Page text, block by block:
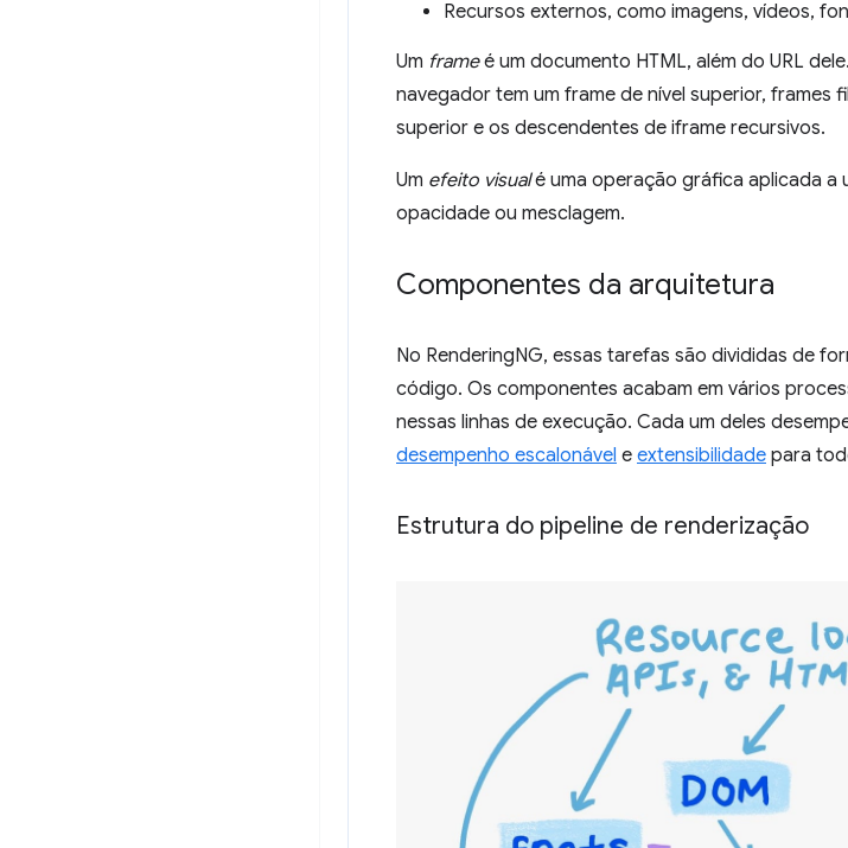
Recursos externos, como imagens, vídeos,
Um frameé um documento HTML, além do URL
navegador tem um frame de nível superior, frames
superior e os descendentes de iframe recursivos.
Um efeito visualé uma operação gráfica aplicada a
opacidade ou mesclagem.
Componentes da arquitetura
No RenderingNG, essas tarefas são divididas de
código. Os componentes acabam em vários
nessas linhas de execução. Cada um deles
desempenho escalonável e extensibilidade para
Estrutura do pipeline de renderização